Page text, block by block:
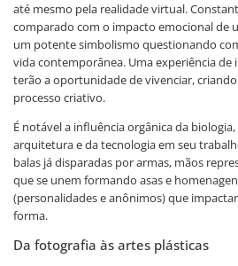
até mesmo pela realidade virtual.
comparado com o impacto emocional de
um potente simbolismo questionando
vida contemporânea. Uma experiência de
terão a oportunidade de vivenciar,
processo criativo.
É notável a influência orgânica da
arquitetura e da tecnologia em seu
balas já disparadas por armas, mãos
que se unem formando asas e
(personalidades e anônimos) que
forma.
Da fotografia às artes plásticas